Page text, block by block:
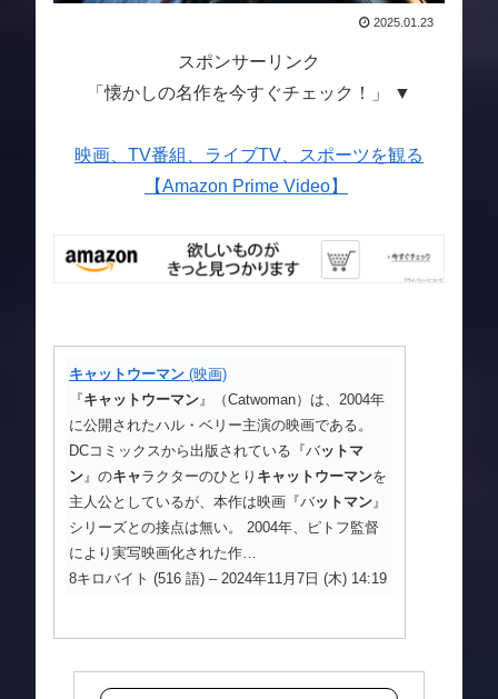
2025.01.23
スポンサーリンク
「懐かしの名作を今すぐチェック！」 ▼
映画、TV番組、ライブTV、スポーツを観る
【Amazon Prime Video】
キャットウーマン (映画)
『キャットウーマン』（Catwoman）は、2004年
に公開されたハル・ベリー主演の映画である。
DCコミックスから出版されている『バット マ
ン』のキャラクターのひとり キャットウーマンを
主人公としているが、本作は映画『バット マン』
シリーズとの接点は無い。 2004年、ピトフ監督
により実写映画化された作…
8キロバイト (516 語) – 2024年11月7日 (木) 14:19